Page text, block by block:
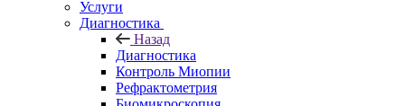
Услуги
Диагностика
Назад
Диагностика
Контроль Миопии
Рефрактометрия